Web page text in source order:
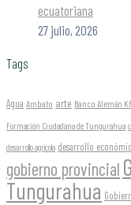
ecuatoriana
27 julio, 2026
Tags
Agua Ambato arte Banco Alemán
Formación Ciudadana de Tungurahua
desarrollo agrícola desarrollo
gobierno provincial
Tungurahua